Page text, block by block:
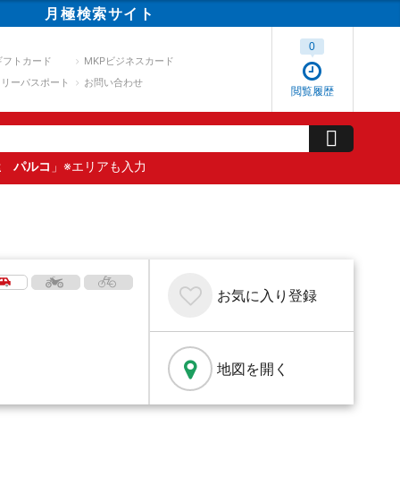
月極検索サイト
フトカード
MKPビジネスカード
ーパスポート
お問い合わせ
閲覧履歴
0
パルコ 」※エリアも入力
お気に入り 登録
地図を開く